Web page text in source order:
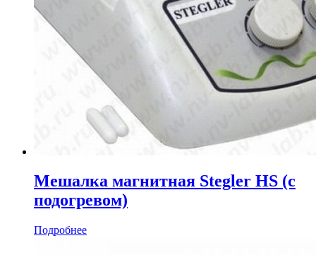
Мешалка магнитная Stegler HS (с
подогревом)
Подробнее